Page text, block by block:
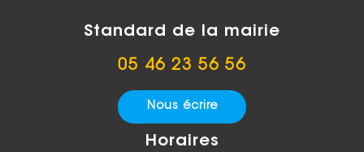
Standard de la mairie
05 46 23 56 56
Nous écrire
Horaires